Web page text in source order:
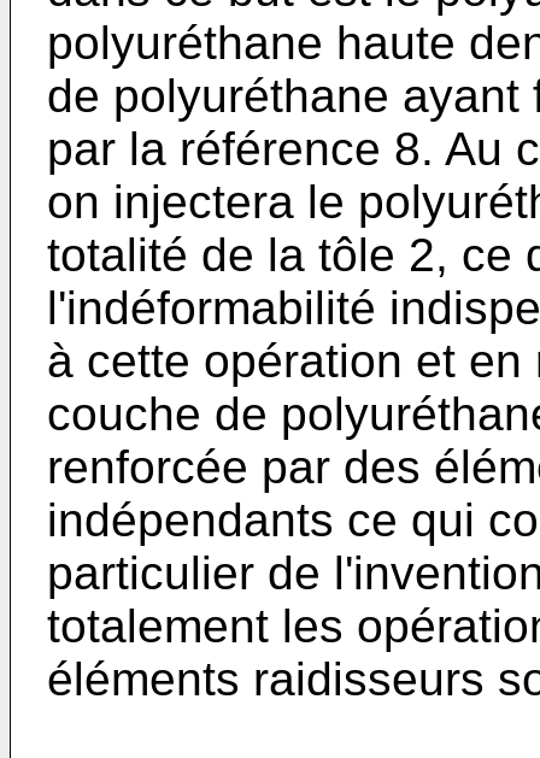
polyuréthane haute
de polyuréthane
par la référence 8. Au
on injectera le
totalité de la tôle 2, ce
l'indéformabilité
à cette opération et
couche de
renforcée par des
indépendants ce qui
particulier de
totalement les
éléments raidisseurs